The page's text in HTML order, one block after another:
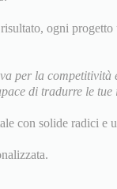
ogni
per la competitività
di tradurre le tue
con solide radici e